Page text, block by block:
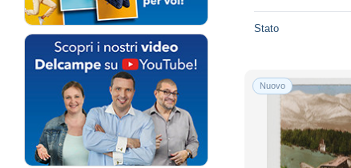
Stato
Nuovo